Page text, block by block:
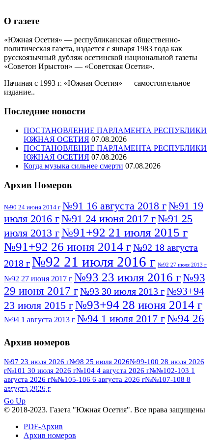
О газете
«Южная Осетия» — республиканская общественно-
политическая газета, издается с января 1983 года как
русскоязычный дубляж осетинской национальной газеты
«Советон Ирыстон» — «Советская Осетия».
Начиная с 1993 г. «Южная Осетия» — самостоятельное
издание..
Последние новости
ПОСТАНОВЛЕНИЕ ПАРЛАМЕНТА РЕСПУБЛИКИ
ЮЖНАЯ ОСЕТИЯ 07.08.2026
ПОСТАНОВЛЕНИЕ ПАРЛАМЕНТА РЕСПУБЛИКИ
ЮЖНАЯ ОСЕТИЯ 07.08.2026
Когда музыка сильнее смерти 07.08.2026
Архив Номеров
№90 24 июня 2014 г №91 16 августа 2018 г№91 19
июля 2016 г№91 24 июня 2017 г№91 25
июля 2013 г№91+92 21 июля 2015 г
№91+92 26 июня 2014 г№92 18 августа
2018 г№92 21 июля 2016 г №92 27 июля 2013 г
№92 27 июня 2017 г №93 23 июля 2016 г№93
29 июня 2017 г№93 30 июля 2013 г№93+94
23 июля 2015 г№93+94 28 июня 2014 г
№94 1 августа 2013 г №94 1 июля 2017 г№94 26
№95 7 августа 2012 г
№95 28 июля 2016 г №95+96 3 августа
2013 г№96 6 июля 2017 г№96 9 августа
2012 г №96 28 июля 2015 г
№96+97 30 июля 2016 г
№97 11 августа 2012 г
№97 30 июля 2015 г
Архив номеров
№97 23 июля 2026 г№98 25 июля 2026№99-100 28 июля 2026
г№101 30 июля 2026 г№104 4 августа 2026 г№№102-103 1
августа 2026 г№№105-106 6 августа 2026 г№№107-108 8
августа 2026 г
ПОСМОТРЕТЬ ВСЕ
Go Up
© 2018-2023. Газета "Южная Осетия". Все права защищены
PDF-Архив
Архив номеров